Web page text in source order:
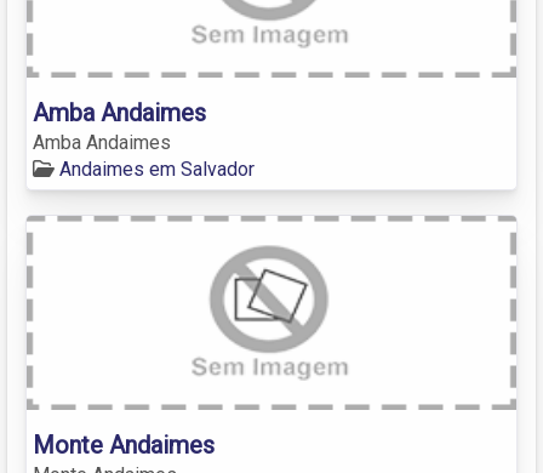
Amba Andaimes
Amba Andaimes
Andaimes em Salvador
Monte Andaimes